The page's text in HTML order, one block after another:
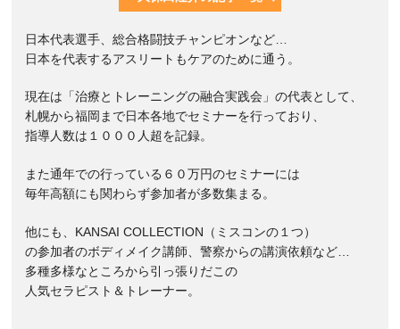
日本代表選手、総合格闘技チャンピオンなど…
日本を代表するアスリートもケアのために通う。
現在は「治療とトレーニングの融合実践会」の代表として、
札幌から福岡まで日本各地でセミナーを行っており、
指導人数は１０００人超を記録。
また通年での行っている６０万円のセミナーには
毎年高額にも関わらず参加者が多数集まる。
他にも、KANSAI COLLECTION（ミスコンの１つ）
の参加者のボディメイク講師、警察からの講演依頼など…
多種多様なところから引っ張りだこの
人気セラピスト＆トレーナー。